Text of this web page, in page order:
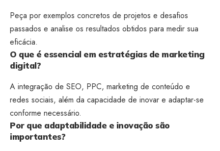
Peça por exemplos concretos de projetos e desafios
passados e analise os resultados obtidos para medir sua
eficácia.
O que é essencial em estratégias de marketing
digital?
A integração de SEO, PPC, marketing de conteúdo e
redes sociais, além da capacidade de inovar e adaptar-se
conforme necessário.
Por que adaptabilidade e inovação são
importantes?